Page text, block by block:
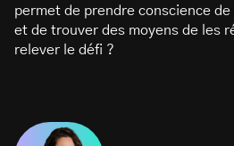
permet de prendre conscience de
et de trouver des moyens de les
relever le défi ?